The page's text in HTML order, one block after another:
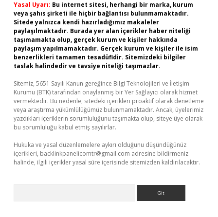
Yasal Uyarı: Bu internet sitesi, herhangi bir marka, kurum
veya şahıs şirketi ile hiçbir bağlantısı bulunmamaktadır.
Sitede yalnızca kendi hazırladığımız makaleler
paylaşılmaktadır. Burada yer alan içerikler haber niteliği
taşımamakta olup, gerçek kurum ve kişiler hakkında
paylaşım yapılmamaktadır. Gerçek kurum ve kişiler ile isim
benzerlikleri tamamen tesadüfidir. Sitemizdeki bilgiler
taslak halindedir ve tavsiye niteliği taşımazlar.
Sitemiz, 5651 Sayılı Kanun gereğince Bilgi Teknolojileri ve İletişim
Kurumu (BTK) tarafından onaylanmış bir Yer Sağlayıcı olarak hizmet
vermektedir. Bu nedenle, sitedeki içerikleri proaktif olarak denetleme
veya araştırma yükümlülüğümüz bulunmamaktadır. Ancak, üyelerimiz
yazdıkları içeriklerin sorumluluğunu taşımakta olup, siteye üye olarak
bu sorumluluğu kabul etmiş sayılırlar.
Hukuka ve yasal düzenlemelere aykırı olduğunu düşündüğünüz
içerikleri, backlinkpanelicomtr@gmail.com adresine bildirmeniz
halinde, ilgili içerikler yasal süre içerisinde sitemizden kaldırılacaktır.